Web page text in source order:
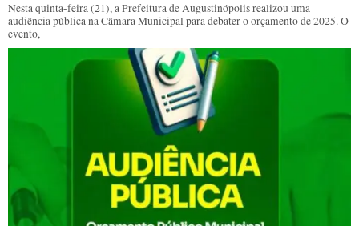
Nesta quinta-feira (21), a Prefeitura de Augustinópolis realizou uma
audiência pública na Câmara Municipal para debater o orçamento de 2025. O
evento,